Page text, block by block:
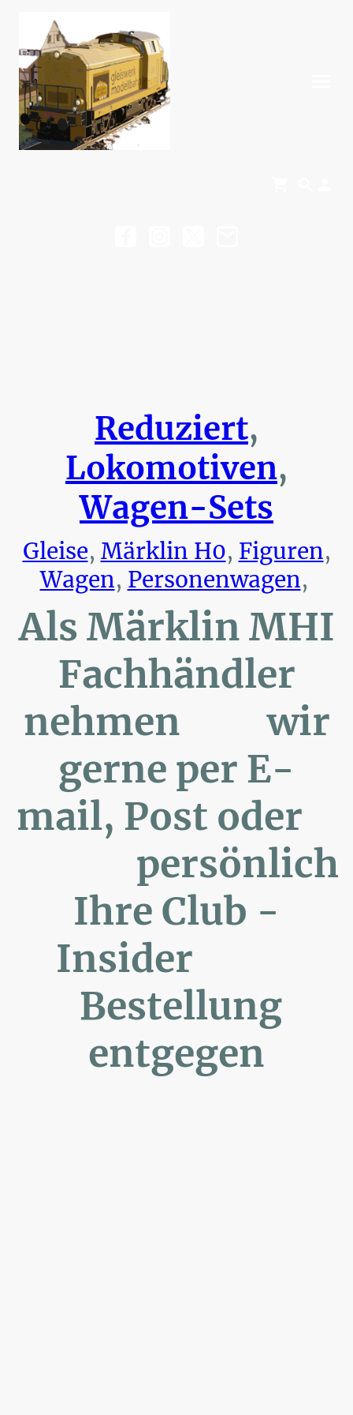
Reduziert,
Lokomotiven,
Wagen-Sets
Gleise, Märklin H0, Figuren,
Wagen, Personenwagen,
Als Märklin MHI
Fachhändler
nehmen wir
gerne per E-
mail, Post oder
persönlich
Ihre Club -
Insider
Bestellung
entgegen